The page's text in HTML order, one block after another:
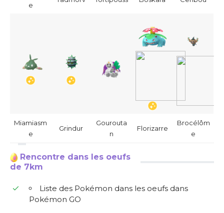
e
Miamiasm
e
Grindur
Gourouta
n
Florizarre
Brocélôm
e
Rencontre dans les oeufs
de 7km
Liste des Pokémon dans les oeufs dans
Pokémon GO